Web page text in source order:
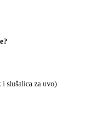
slušalica za uvo)